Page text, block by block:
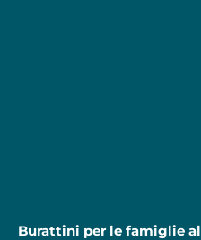
Burattini per le famiglie